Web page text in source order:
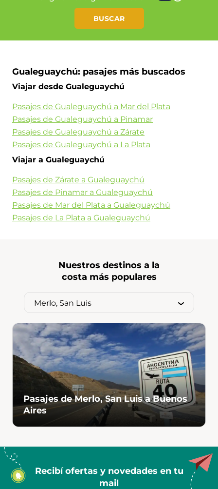
BUSCAR
Gualeguaychú: pasajes más buscados
Viajar desde Gualeguaychú
Pasajes de Gualeguaychú a Mar del Plata
Pasajes de Gualeguaychú a Pinamar
Pasajes de Gualeguaychú a Zárate
Pasajes de Gualeguaychú a La Plata
Viajar a Gualeguaychú
Pasajes de Zárate a Gualeguaychú
Pasajes de Pinamar a Gualeguaychú
Pasajes de Mar del Plata a Gualeguaychú
Pasajes de La Plata a Gualeguaychú
Nuestros destinos a la
costa más populares
Pasajes de Merlo, San Luis a Buenos
Aires
Recibí ofertas y novedades en tu
mail